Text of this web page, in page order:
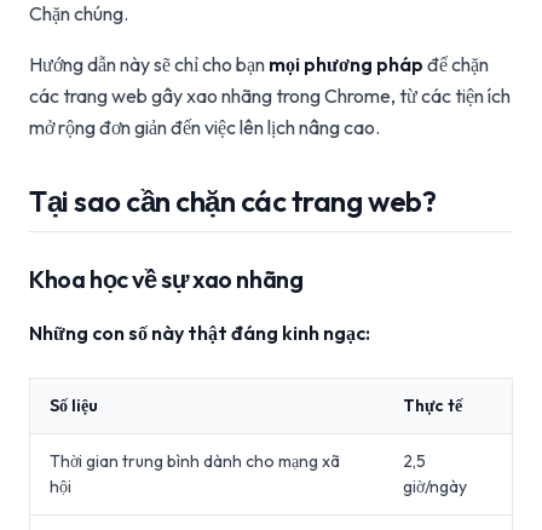
Chặn chúng.
Hướng dẫn này sẽ chỉ cho bạn mọi phương pháp để chặn
các trang web gây xao nhãng trong Chrome, từ các tiện ích
mở rộng đơn giản đến việc lên lịch nâng cao.
Tại sao cần chặn các trang web?
Khoa học về sự xao nhãng
Những con số này thật đáng kinh ngạc:
Số liệu Thực tế
Thời gian trung bình dành cho mạng xã
hội
2,5
giờ/ngày